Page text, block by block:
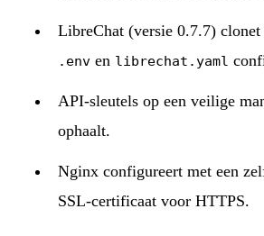
LibreChat (versie 0.7.7) clonet
.env en librechat.yaml
API-sleutels op een veilige
ophaalt.
Nginx configureert met een
SSL-certificaat voor HTTPS.